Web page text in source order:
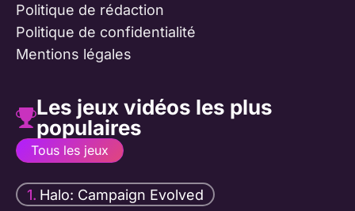
Politique de rédaction
Politique de confidentialité
Mentions légales
Les jeux vidéos les plus
populaires
Tous les jeux
Halo: Campaign Evolved